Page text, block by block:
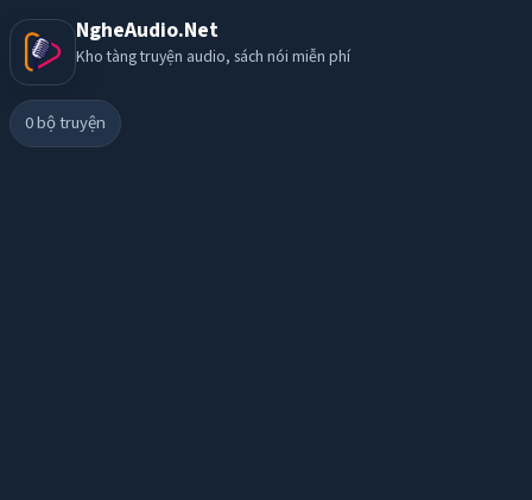
NgheAudio.Net
Kho tàng truyện audio, sách nói miễn phí
0bộ truyện